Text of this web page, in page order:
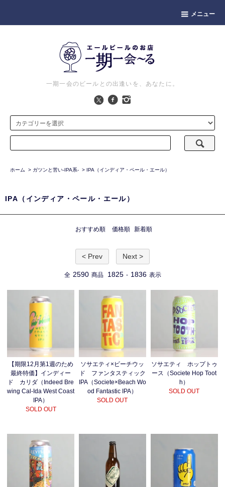
メニュー
一期一会のビールとの出逢いを、あなたに。
ホーム > ガツンと苦い-IPA系- > IPA（インディア・ペール・エール）
IPA（インディア・ペール・エール）
おすすめ順 価格順 新着順
< Prev Next >
全 2590 商品 1825 - 1836 表示
【期限12月第1週のため
最終特価】インディー
ド カリダ（Indeed Bre
wing Cal-Ida West Coast
IPA）
SOLD OUT
ソサエティ×ビーチウッ
ド ファンタスティック
IPA（Societe×Beach Wo
od Fantastic IPA）
SOLD OUT
ソサエティ ホップトゥ
ース（Societe Hop Toot
h）
SOLD OUT